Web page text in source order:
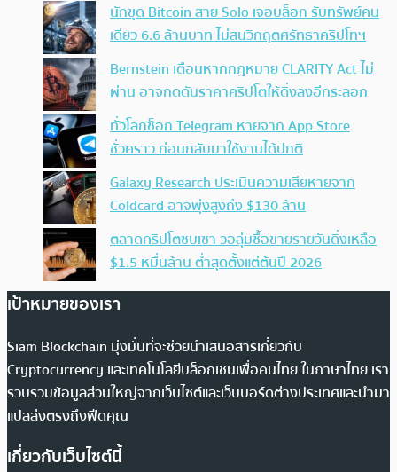
นักขุด Bitcoin สาย Solo เจอบล็อก รับทรัพย์คน
เดียว 6.6 ล้านบาท ไม่สนวิกฤตศรัทธาคริปโทฯ
Bernstein เตือนหากกฎหมาย CLARITY Act ไม่
ผ่าน อาจกดดันราคาคริปโตให้ดิ่งลงอีกระลอก
ทั่วโลกช็อก Telegram หายจาก App Store
ชั่วคราว ก่อนกลับมาใช้งานได้ปกติ
Galaxy Research ประเมินความเสียหายจาก
Coldcard อาจพุ่งสูงถึง $130 ล้าน
ตลาดคริปโตซบเซา วอลุ่มซื้อขายรายวันดิ่งเหลือ
$1.5 หมื่นล้าน ต่ำสุดตั้งแต่ต้นปี 2026
เป้าหมายของเรา
Siam Blockchain มุ่งมั่นที่จะช่วยนำเสนอสารเกี่ยวกับ
Cryptocurrency และเทคโนโลยีบล็อกเชนเพื่อคนไทย ในภาษาไทย เรา
รวบรวมข้อมูลส่วนใหญ่จากเว็บไซต์และเว็บบอร์ดต่างประเทศและนำมา
แปลส่งตรงถึงฟีดคุณ
เกี่ยวกับเว็บไซต์นี้